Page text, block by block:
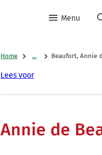
Menu
Home ... Beaufort, Annie
Lees voor
Annie de